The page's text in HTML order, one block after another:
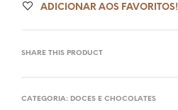
ADICIONAR AOS FAVORITOS!
SHARE THIS PRODUCT
CATEGORIA: DOCES E CHOCOLATES